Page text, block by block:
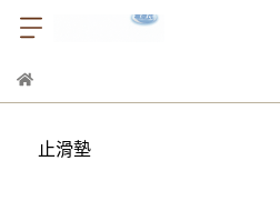
止滑墊